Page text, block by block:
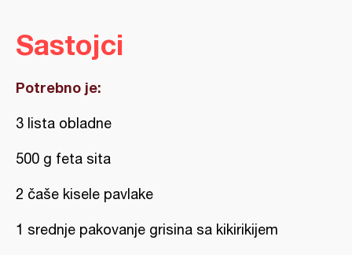
Sastojci
Potrebno je:
3 lista obladne
500 g feta sita
2 čaše kisele pavlake
1 srednje pakovanje grisina sa kikirikijem